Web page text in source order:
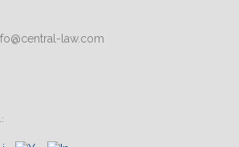
law.com